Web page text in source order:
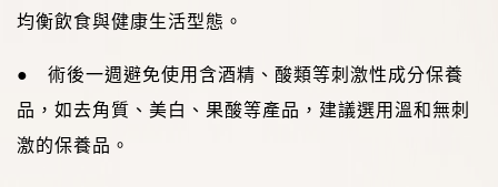
均衡飲食與健康生活型態。
● 術後一週避免使用含酒精、酸類等刺激性成分保養
品，如去角質、美白、果酸等產品，建議選用溫和無刺
激的保養品。